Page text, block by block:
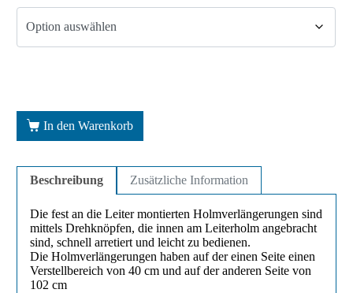
In den Warenkorb
Beschreibung Zusätzliche Information
Die fest an die Leiter montierten Holmverlängerungen sind
mittels Drehknöpfen, die innen am Leiterholm angebracht
sind, schnell arretiert und leicht zu bedienen.
Die Holmverlängerungen haben auf der einen Seite einen
Verstellbereich von 40 cm und auf der anderen Seite von
102 cm